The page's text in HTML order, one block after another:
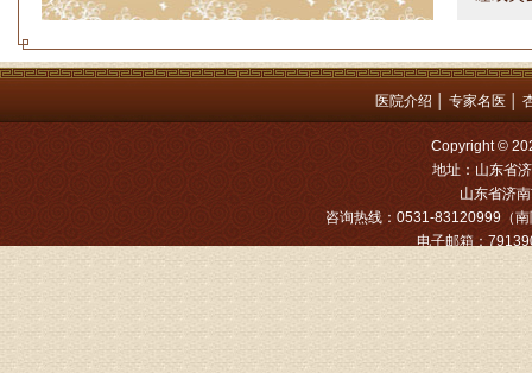
是：
姓名：
病情描
专家回
姓名：
病情描
专家回
姓名：
医院介绍 专家名医
Copyright ©
地址：山东省
山东省济南
咨询热线：0531-83120999（
电子邮箱：